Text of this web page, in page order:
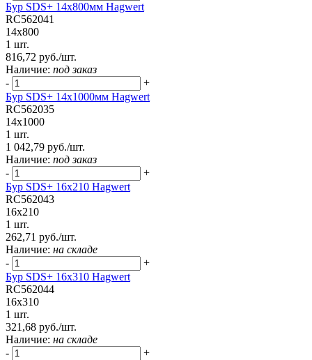
Бур SDS+ 14х800мм Hagwert
RC562041
14x800
1 шт.
816,72 руб./шт.
Наличие: под заказ
-
+
Бур SDS+ 14х1000мм Hagwert
RC562035
14x1000
1 шт.
1 042,79 руб./шт.
Наличие: под заказ
-
+
Бур SDS+ 16х210 Hagwert
RC562043
16x210
1 шт.
262,71 руб./шт.
Наличие: на складе
-
+
Бур SDS+ 16х310 Hagwert
RC562044
16x310
1 шт.
321,68 руб./шт.
Наличие: на складе
-
+